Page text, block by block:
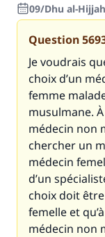
09/Dhu al-
Question
Je voudrais
choix d’un
femme
musulmane.
médecin non
chercher un
médecin
d’un
choix doit
femelle et
médecin non